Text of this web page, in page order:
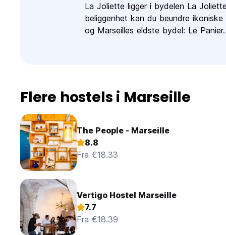
La Joliette ligger i bydelen La
beliggenhet kan du beundre
og Marseilles eldste bydel: Le Panier.
Flere hostels i Marseille
The People - Marseille
8.8
Fra €18.33
Vertigo Hostel Marseille
7.7
Fra €18.39